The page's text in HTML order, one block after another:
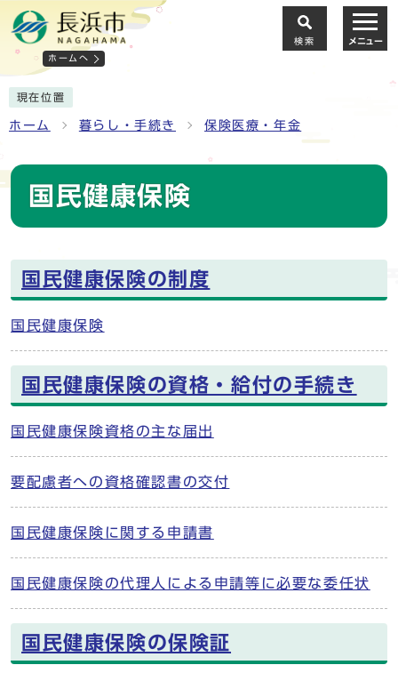
ホームへ
検索 メニュー
現在位置
ホーム 暮らし・手続き 保険医療・年金
国民健康保険
国民健康保険の制度
国民健康保険
国民健康保険の資格・給付の手続き
国民健康保険資格の主な届出
要配慮者への資格確認書の交付
国民健康保険に関する申請書
国民健康保険の代理人による申請等に必要な委任状
国民健康保険の保険証